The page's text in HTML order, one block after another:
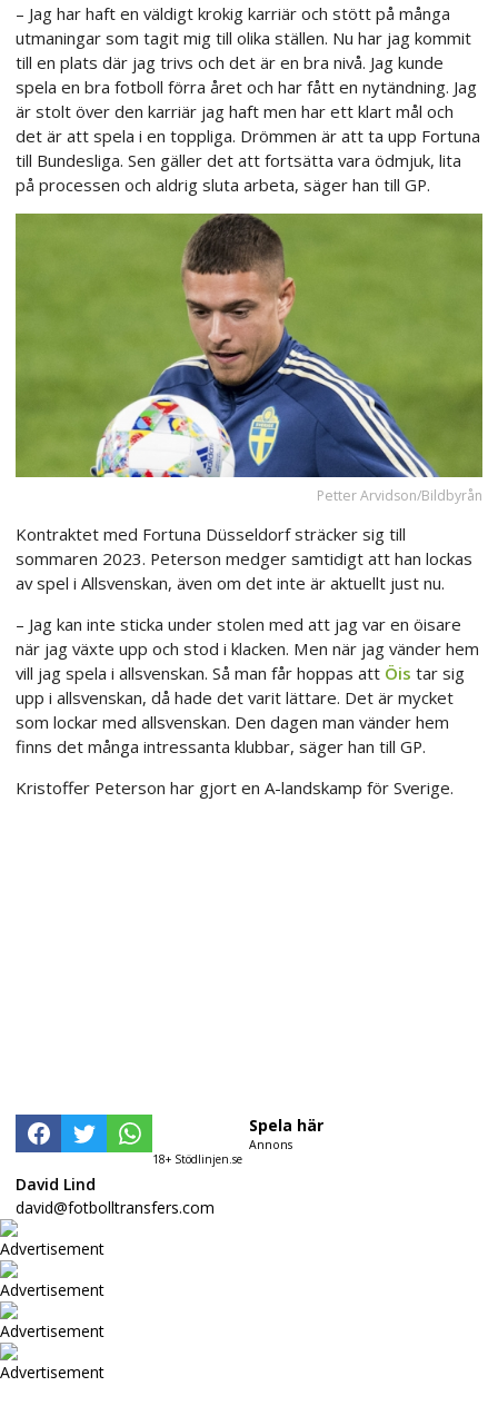
– Jag har haft en väldigt krokig karriär och stött på många
utmaningar som tagit mig till olika ställen. Nu har jag kommit
till en plats där jag trivs och det är en bra nivå. Jag kunde
spela en bra fotboll förra året och har fått en nytändning. Jag
är stolt över den karriär jag haft men har ett klart mål och
det är att spela i en toppliga. Drömmen är att ta upp Fortuna
till Bundesliga. Sen gäller det att fortsätta vara ödmjuk, lita
på processen och aldrig sluta arbeta, säger han till GP.
Petter Arvidson/Bildbyrån
Kontraktet med Fortuna Düsseldorf sträcker sig till
sommaren 2023. Peterson medger samtidigt att han lockas
av spel i Allsvenskan, även om det inte är aktuellt just nu.
– Jag kan inte sticka under stolen med att jag var en öisare
när jag växte upp och stod i klacken. Men när jag vänder hem
vill jag spela i allsvenskan. Så man får hoppas att Öis tar sig
upp i allsvenskan, då hade det varit lättare. Det är mycket
som lockar med allsvenskan. Den dagen man vänder hem
finns det många intressanta klubbar, säger han till GP.
Kristoffer Peterson har gjort en A-landskamp för Sverige.
18+ Stödlinjen.se
Spela här
Annons
David Lind
david@fotbolltransfers.com